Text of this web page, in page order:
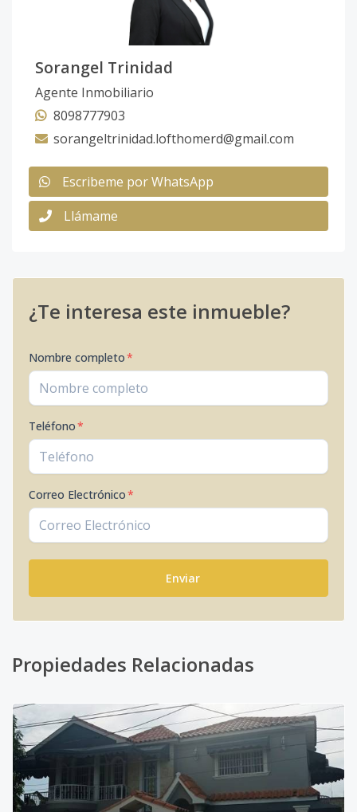
Sorangel Trinidad
Agente Inmobiliario
8098777903
sorangeltrinidad.lofthomerd@gmail.com
Escribeme por WhatsApp
Llámame
¿Te interesa este inmueble?
Nombre completo*
Teléfono*
Correo Electrónico*
Enviar
Propiedades Relacionadas